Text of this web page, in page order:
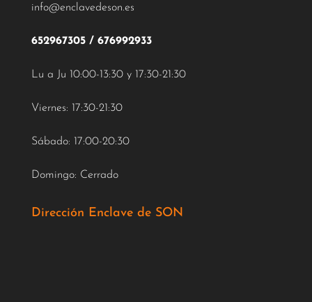
info@enclavedeson.es
652967305/ 676992933
Lu a Ju 10:00-13:30 y 17:30-21:30
Viernes: 17:30-21:30
Sábado: 17:00-20:30
Domingo: Cerrado
Dirección Enclave de SON